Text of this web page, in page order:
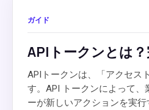
ガイド
APIトークンとは
APIトークンは、「アクセス
す。API トークンによって、
ーが新しいアクションを実